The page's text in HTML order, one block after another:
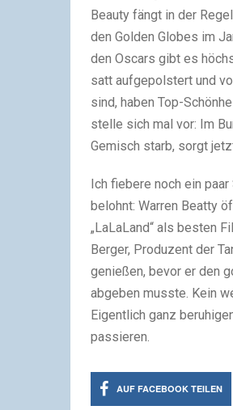
Beauty fängt in der
den Golden Globes im
den Oscars gibt es
satt aufgepolstert und
sind, haben Top-
stelle sich mal vor: Im
Gemisch starb, sorgt
Ich fiebere noch ein
belohnt: Warren Beatty
„LaLaLand“ als besten
Berger, Produzent der
genießen, bevor er den
abgeben musste. Kein
Eigentlich ganz
passieren.
AUF FACEBOOK TEILEN